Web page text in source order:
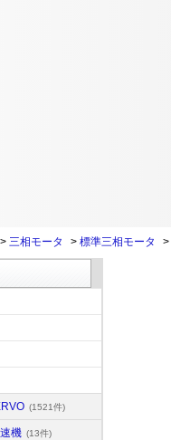
> 三相モータ > 標準三相モータ >
(1521件)
機 (13件)